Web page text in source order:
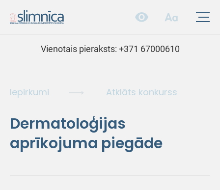
Vienotais pieraksts: +371 67000610
Iepirkumi Atklāts konkurss
Dermatoloģijas
aprīkojuma piegāde